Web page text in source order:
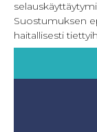
Suostumuksen
haitallisesti
kaavoitettu
miesten
PDF-
päivän